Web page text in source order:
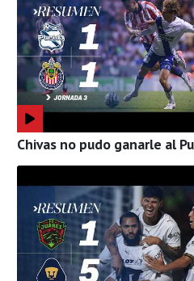
Chivas no pudo ganarle al